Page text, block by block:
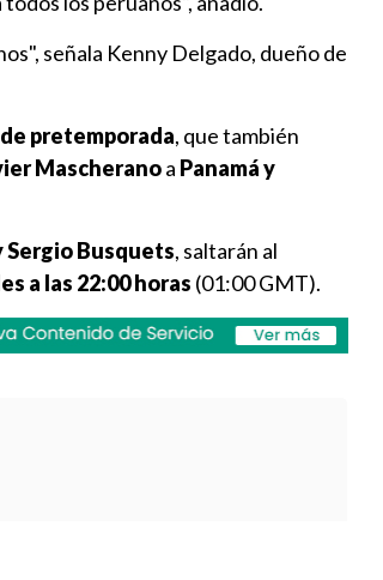
señala Kenny Delgado, dueño de
pretemporada, que también
Mascheranoa Panamá y
Sergio Busquets, saltarán al
a las 22:00 horas (01:00 GMT).